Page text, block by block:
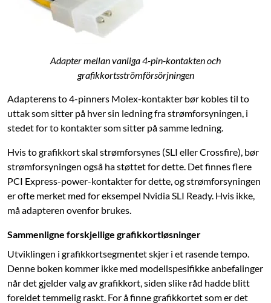
Adapter mellan vanliga 4-pin-kontakten och
grafikkortsströmförsörjningen
Adapterens to 4-pinners Molex-kontakter bør kobles til to
uttak som sitter på hver sin ledning fra strømforsyningen, i
stedet for to kontakter som sitter på samme ledning.
Hvis to grafikkort skal strømforsynes (SLI eller Crossfire), bør
strømforsyningen også ha støttet for dette. Det finnes flere
PCI Express-power-kontakter for dette, og strømforsyningen
er ofte merket med for eksempel Nvidia SLI Ready. Hvis ikke,
må adapteren ovenfor brukes.
Sammenligne forskjellige grafikkortløsninger
Utviklingen i grafikkortsegmentet skjer i et rasende tempo.
Denne boken kommer ikke med modellspesifikke anbefalinger
når det gjelder valg av grafikkort, siden slike råd hadde blitt
foreldet temmelig raskt. For å finne grafikkortet som er det